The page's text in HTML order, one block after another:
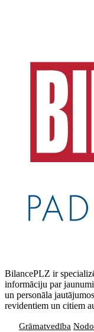
BilancePLZ ir
informāciju par
un personāla
revidentiem un citiem
Grāmatvedība